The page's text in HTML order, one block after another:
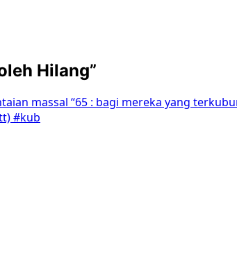
Hilang”
massal “65 : bagi mereka yang
#kub